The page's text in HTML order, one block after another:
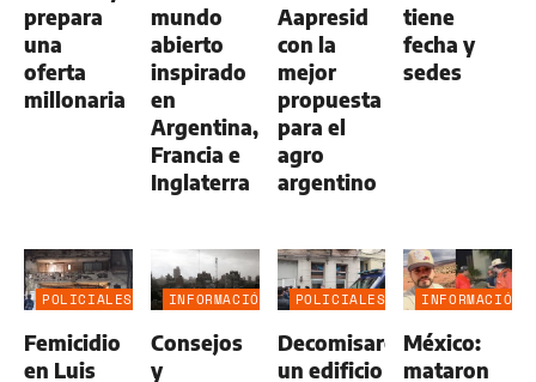
prepara
una
oferta
millonaria
mundo
abierto
inspirado
en
Argentina,
Francia e
Inglaterra
Aapresid
con la
mejor
propuesta
para el
agro
argentino
tiene
fecha y
sedes
POLICIALES
Femicidio
en Luis
INFORMACIÓN
Consejos
y
POLICIALES
Decomisaron
un edificio
INFORMACIÓN
México:
mataron